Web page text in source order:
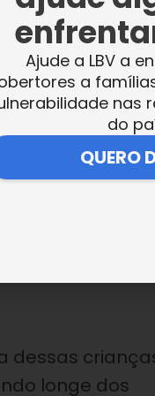
mais um ano
para
dessas
longe dos
Ajude a LBV a
a
nas
do
QUERO